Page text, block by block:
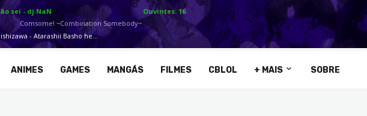
ANIMES GAMES MANGÁS FILMES CBLOL + MAIS SOBRE